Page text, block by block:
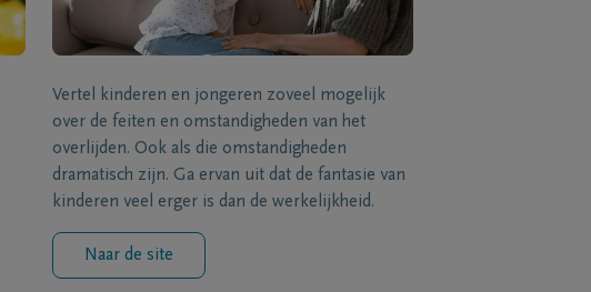
Vertel kinderen en jongeren zoveel mogelijk
over de feiten en omstandigheden van het
overlijden. Ook als die omstandigheden
dramatisch zijn. Ga ervan uit dat de fantasie van
kinderen veel erger is dan de werkelijkheid.
Naar de site